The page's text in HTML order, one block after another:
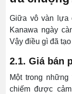
Giữa vô vàn lựa
Kanawa ngày
Vậy điều gì đã
2.1. Giá bán
Một trong
chiếm được